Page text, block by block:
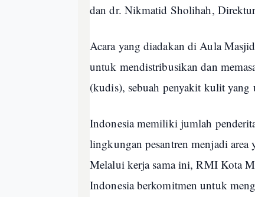
dan dr. Nikmatid Sholihah,
Acara yang diadakan di Aula
untuk mendistribusikan dan
(kudis), sebuah penyakit kulit yang
Indonesia memiliki jumlah
lingkungan pesantren menjadi area
Melalui kerja sama ini, RMI Kota
Indonesia berkomitmen untuk